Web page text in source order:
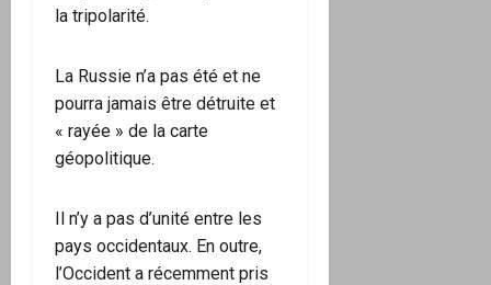
la tripolarité.
La Russie n’a pas été et ne
pourra jamais être détruite et
« rayée » de la carte
géopolitique.
Il n’y a pas d’unité entre les
pays occidentaux. En outre,
l’Occident a récemment pris